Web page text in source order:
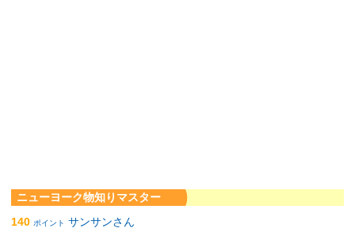
ニューヨーク物知りマスター
140 ポイント サンサンさん